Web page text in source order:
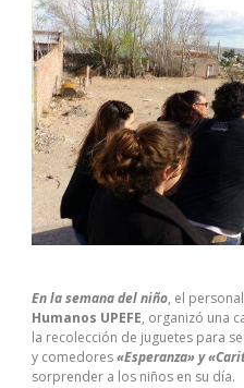
En la semana del niño, el
Humanos UPEFE, organizó una
la recolección de juguetes para
y comedores«Esperanza» y
sorprender a los niños en su día.